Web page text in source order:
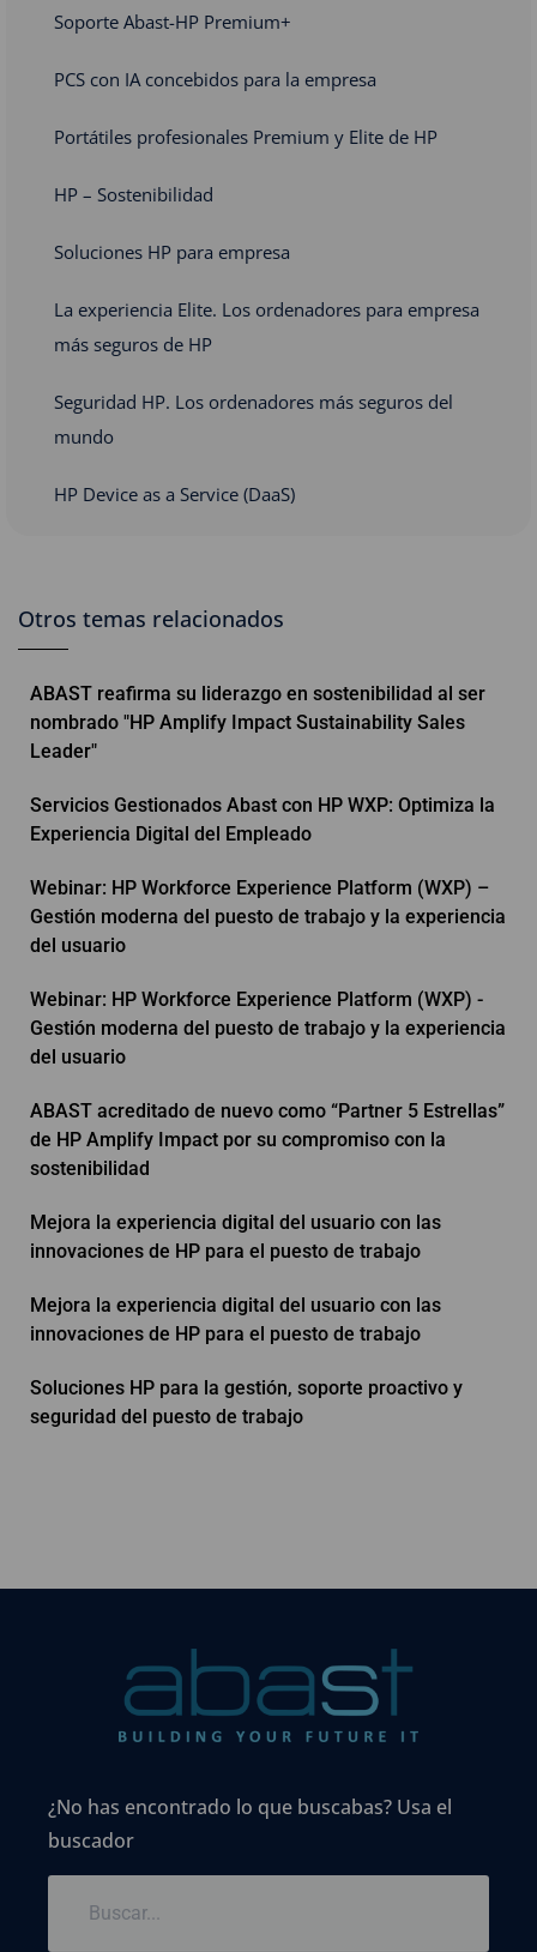
Soporte Abast-HP Premium+
PCS con IA concebidos para la empresa
Portátiles profesionales Premium y Elite de HP
HP – Sostenibilidad
Soluciones HP para empresa
La experiencia Elite. Los ordenadores para empresa
más seguros de HP
Seguridad HP. Los ordenadores más seguros del
mundo
HP Device as a Service (DaaS)
Otros temas relacionados
ABAST reafirma su liderazgo en sostenibilidad al ser
nombrado "HP Amplify Impact Sustainability Sales
Leader"
Servicios Gestionados Abast con HP WXP: Optimiza la
Experiencia Digital del Empleado
Webinar: HP Workforce Experience Platform (WXP) –
Gestión moderna del puesto de trabajo y la experiencia
del usuario
Webinar: HP Workforce Experience Platform (WXP) -
Gestión moderna del puesto de trabajo y la experiencia
del usuario
ABAST acreditado de nuevo como “Partner 5 Estrellas”
de HP Amplify Impact por su compromiso con la
sostenibilidad
Mejora la experiencia digital del usuario con las
innovaciones de HP para el puesto de trabajo
Mejora la experiencia digital del usuario con las
innovaciones de HP para el puesto de trabajo
Soluciones HP para la gestión, soporte proactivo y
seguridad del puesto de trabajo
¿No has encontrado lo que buscabas? Usa el
buscador